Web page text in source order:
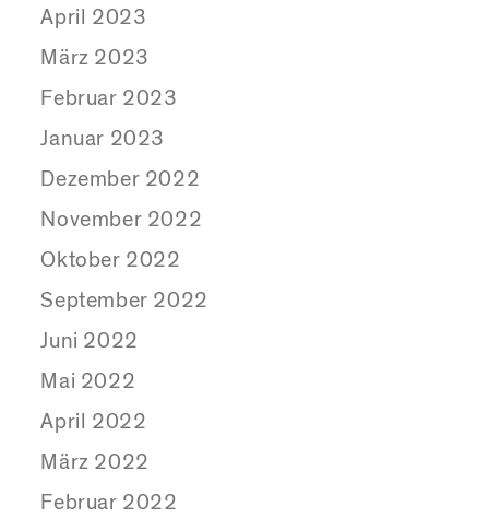
April 2023
März 2023
Februar 2023
Januar 2023
Dezember 2022
November 2022
Oktober 2022
September 2022
Juni 2022
Mai 2022
April 2022
März 2022
Februar 2022